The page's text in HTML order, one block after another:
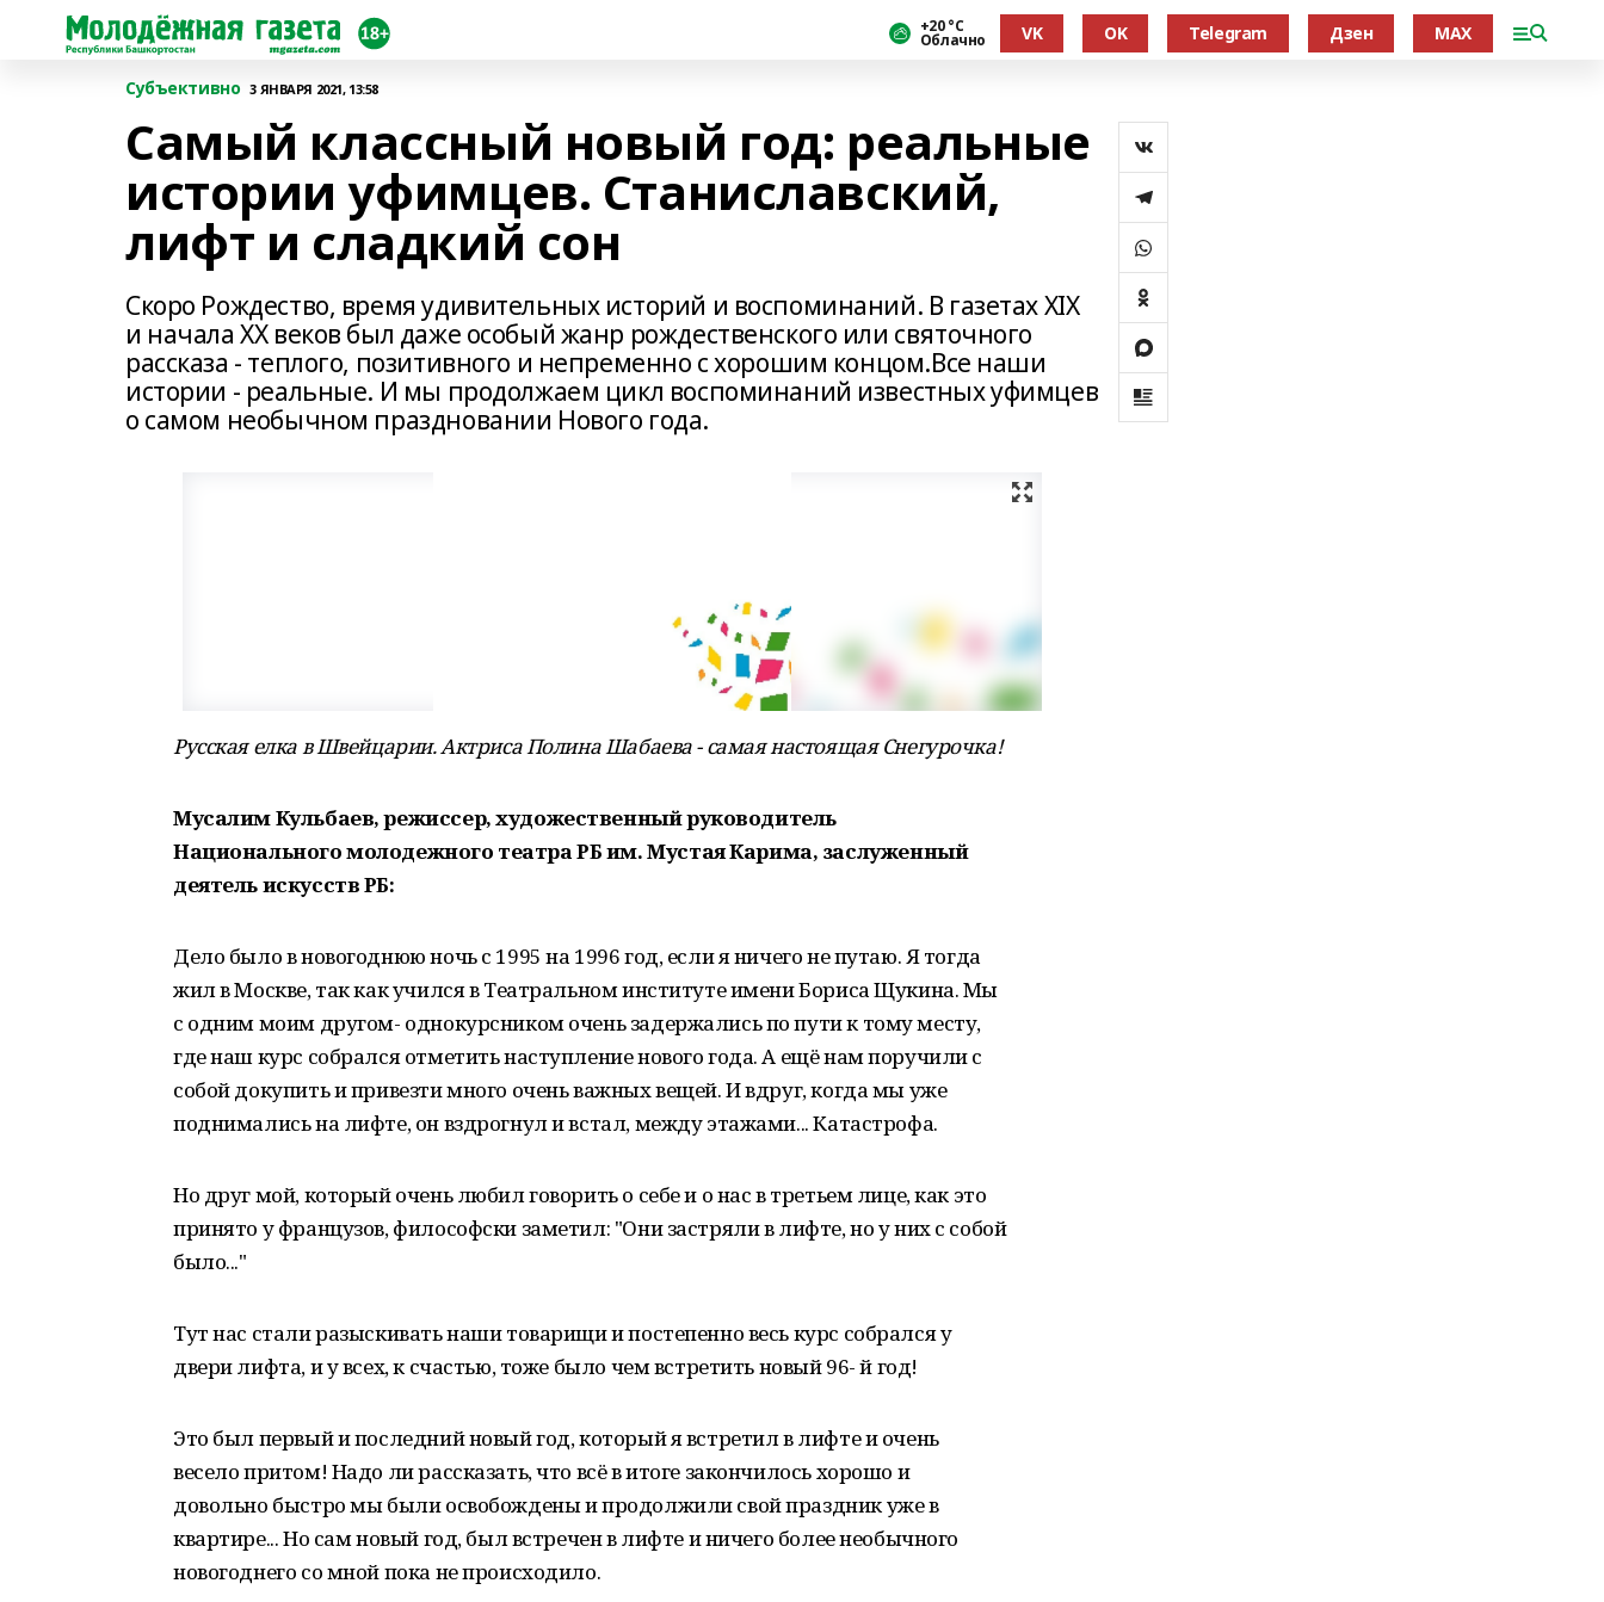
+20 °С
Облачно VK OK Telegram Дзен MAX
Субъективно 3 ЯНВАРЯ 2021, 13:58
Самый классный новый год: реальные
истории уфимцев. Станиславский,
лифт и сладкий сон
Скоро Рождество, время удивительных историй и воспоминаний. В газетах ХIX
и начала XX веков был даже особый жанр рождественского или святочного
рассказа - теплого, позитивного и непременно с хорошим концом.Все наши
истории - реальные. И мы продолжаем цикл воспоминаний известных уфимцев
о самом необычном праздновании Нового года.
Русская елка в Швейцарии. Актриса Полина Шабаева - самая настоящая Снегурочка!
Мусалим Кульбаев, режиссер, художественный руководитель
Национального молодежного театра РБ им. Мустая Карима, заслуженный
деятель искусств РБ:
Дело было в новогоднюю ночь с 1995 на 1996 год, если я ничего не путаю. Я тогда
жил в Москве, так как учился в Театральном институте имени Бориса Щукина. Мы
с одним моим другом- однокурсником очень задержались по пути к тому месту,
где наш курс собрался отметить наступление нового года. А ещё нам поручили с
собой докупить и привезти много очень важных вещей. И вдруг, когда мы уже
поднимались на лифте, он вздрогнул и встал, между этажами... Катастрофа.
Но друг мой, который очень любил говорить о себе и о нас в третьем лице, как это
принято у французов, философски заметил: "Они застряли в лифте, но у них с собой
было..."
Тут нас стали разыскивать наши товарищи и постепенно весь курс собрался у
двери лифта, и у всех, к счастью, тоже было чем встретить новый 96- й год!
Это был первый и последний новый год, который я встретил в лифте и очень
весело притом! Надо ли рассказать, что всё в итоге закончилось хорошо и
довольно быстро мы были освобождены и продолжили свой праздник уже в
квартире... Но сам новый год, был встречен в лифте и ничего более необычного
новогоднего со мной пока не происходило.